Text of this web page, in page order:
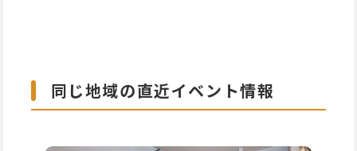
同じ地域の直近イベント情報